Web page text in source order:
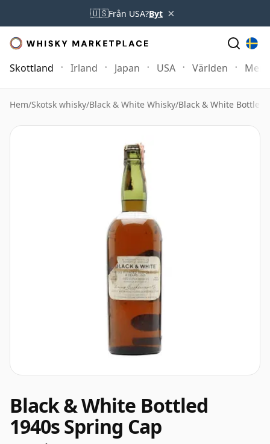
🇺🇸Från USA?Byt ×
Skottland Irland Japan USA Världen Mer
Hem/Skotsk whisky/Black & White Whisky/Black & White Bottled
Black & White Bottled
1940s Spring Cap